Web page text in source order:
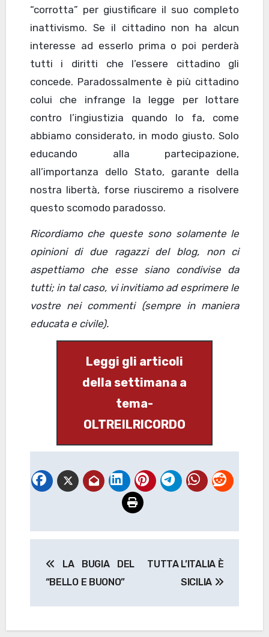
“corrotta” per giustificare il suo completo
inattivismo. Se il cittadino non ha alcun
interesse ad esserlo prima o poi perderà
tutti i diritti che l’essere cittadino gli
concede. Paradossalmente è più cittadino
colui che infrange la legge per lottare
contro l’ingiustizia quando lo fa, come
abbiamo considerato, in modo giusto. Solo
educando alla partecipazione,
all’importanza dello Stato, garante della
nostra libertà, forse riusciremo a risolvere
questo scomodo paradosso.
Ricordiamo che queste sono solamente le
opinioni di due ragazzi del blog, non ci
aspettiamo che esse siano condivise da
tutti; in tal caso, vi invitiamo ad esprimere le
vostre nei commenti (sempre in maniera
educata e civile).
Leggi gli articoli
della settimana a
tema-
OLTREILRICORDO
articoli
LA BUGIA DEL
“BELLO E BUONO”
TUTTA L’ITALIA È
SICILIA